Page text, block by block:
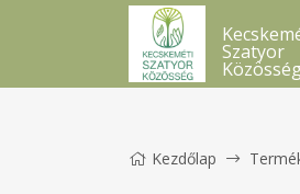
Szatyor
Kezdőlap